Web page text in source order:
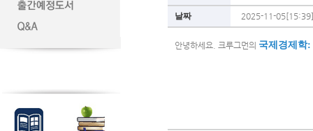
날짜 2025-11-05[15:39]
안녕하세요. 크루그먼의 국제경제학